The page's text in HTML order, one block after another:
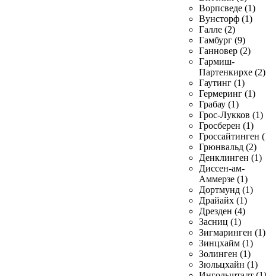
Ворпсведе (1)
Вунсторф (1)
Галле (2)
Гамбург (9)
Ганновер (2)
Гармиш-
Партенкирхе (2)
Гаутинг (1)
Гермеринг (1)
Грабау (1)
Грос-Лукков (1)
Гросберен (1)
Гроссайтинген
Грюнвальд (2)
Денклинген (1)
Диссен-ам-
Аммерзе (1)
Дортмунд (1)
Драйайх (1)
Дрезден (4)
Засниц (1)
Зигмаринген (1)
Зинцхайм (1)
Золинген (1)
Зюльцхайн (1)